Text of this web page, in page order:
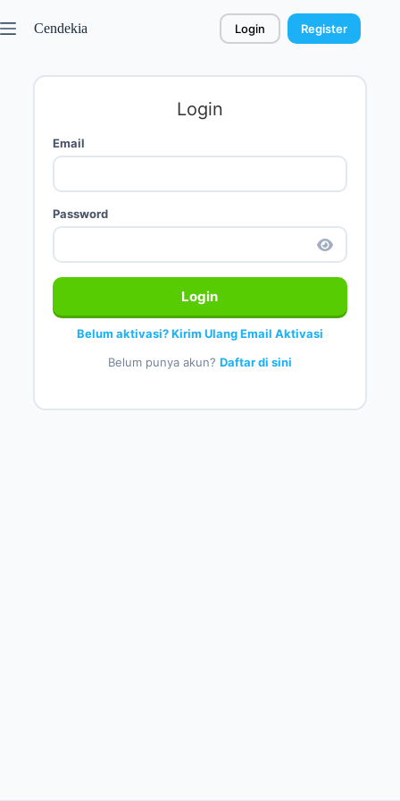
Cendekia Login Register
Login
Email
Password
Login
Belum aktivasi? Kirim Ulang Email Aktivasi
Belum punya akun? Daftar di sini